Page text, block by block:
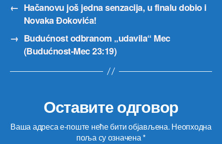
← Hačanovu još jedna senzacija, u finalu dobio i
Novaka Đokovića!
→ Budućnost odbranom „udavila“ Mec
(Budućnost-Mec 23:19)
Оставите одговор
Ваша адреса е-поште неће бити објављена. Неопходна
поља су означена*